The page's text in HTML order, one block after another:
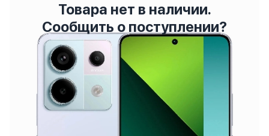
Товара нет в наличии.
Сообщить о поступлении?